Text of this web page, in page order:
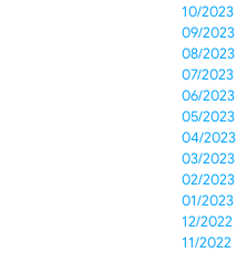
10/2023
09/2023
08/2023
07/2023
06/2023
05/2023
04/2023
03/2023
02/2023
01/2023
12/2022
11/2022